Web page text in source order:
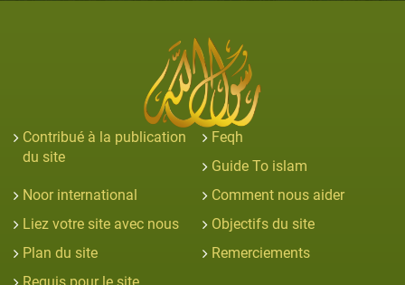
Contribué à la publication
du site
Feqh
Guide To islam
Noor international
Comment nous aider
Liez votre site avec nous
Objectifs du site
Plan du site
Remerciements